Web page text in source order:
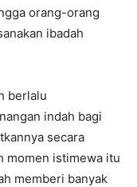
orang-orang
ibadah
berlalu
indah bagi
secara
momen istimewa itu
memberi banyak